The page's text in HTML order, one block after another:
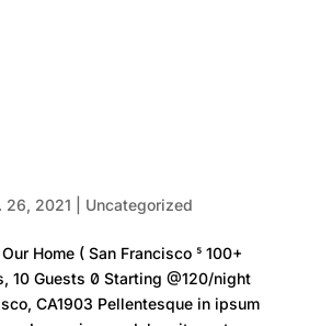
26, 2021 Uncategorized
Home  San Francisco  100+
10 Guests  Starting @120/night
CA1903 Pellentesque in ipsum